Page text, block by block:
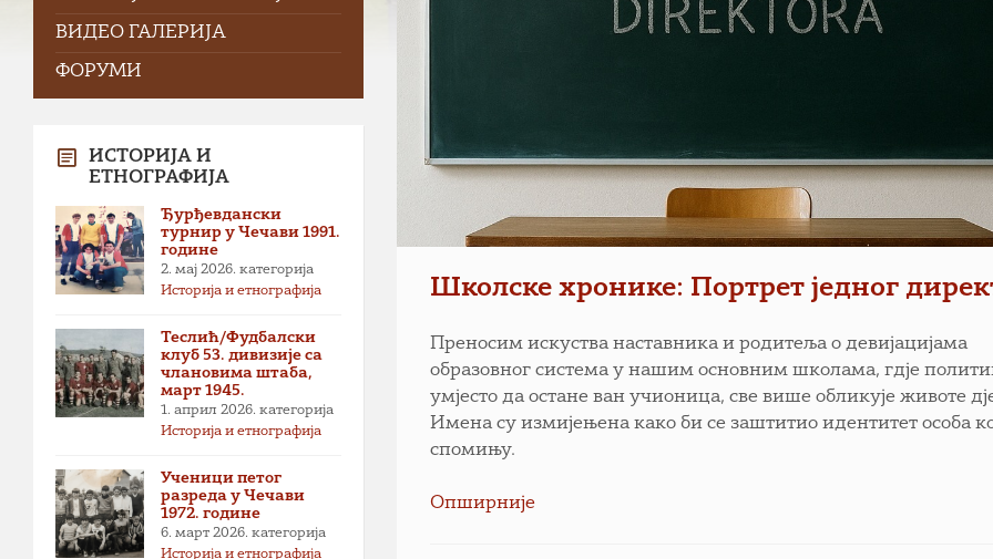
Школске хронике: Портрет једног
Преносим искуства наставника и родитеља о девијацијама
образовног система у нашим основним школама, гд‌је
умјесто да остане ван учионица, све више обликује животе
Имена су измијењена како би се заштитио идентитет особа
спомињу.
Опширније
ВИДЕО ГАЛЕРИЈА
ФОРУМИ
ИСТОРИЈА И
ЕТНОГРАФИЈА
Ђурђевдански
турнир у Чечави 1991.
године
2. мај 2026. категорија
Историја и етнографија
Теслић/Фудбалски
клуб 53. дивизије са
члановима штаба,
март 1945.
1. април 2026. категорија
Историја и етнографија
Ученици петог
разреда у Чечави
1972. године
6. март 2026. категорија
Историја и етнографија